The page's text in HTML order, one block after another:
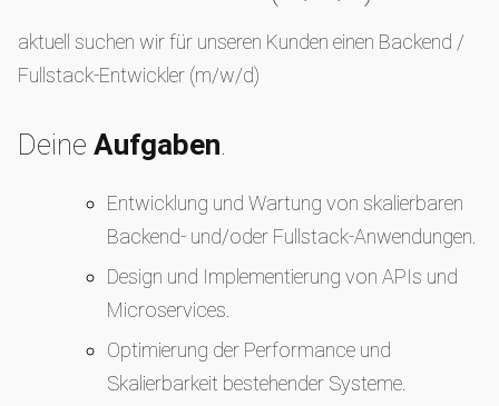
aktuell suchen wir für unseren Kunden einen Backend /
Fullstack-Entwickler (m/w/d)
Deine Aufgaben.
Entwicklung und Wartung von skalierbaren
Backend- und/oder Fullstack-Anwendungen.
Design und Implementierung von APIs und
Microservices.
Optimierung der Performance und
Skalierbarkeit bestehender Systeme.